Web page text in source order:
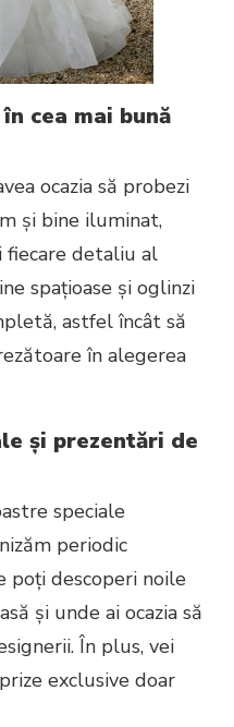
cea mai bună
ocazia să probezi
și bine iluminat,
fiecare detaliu al
spațioase și oglinzi
astfel încât să
în alegerea
și prezentări de
speciale
periodic
poți descoperi noile
și unde ai ocazia să
În plus, vei
exclusive doar